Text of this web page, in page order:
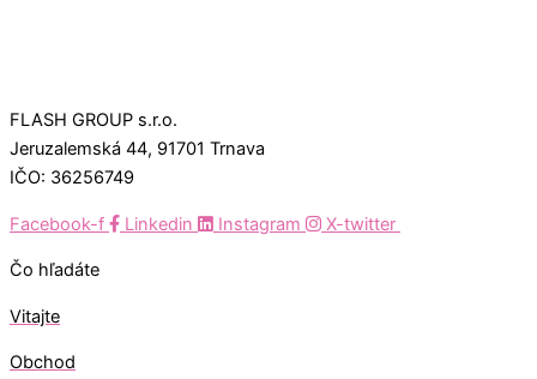
FLASH GROUP s.r.o.
Jeruzalemská 44, 91701 Trnava
IČO: 36256749
Facebook-f Linkedin Instagram X-twitter
Čo hľadáte
Vitajte
Obchod